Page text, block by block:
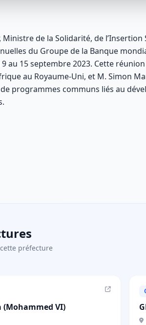
de la Solidarité, de
du Groupe de la Banque
au 15 septembre 2023. Cette
au Royaume-Uni, et M. Simon
programmes communs liés au
préfecture
(Mohammed VI)